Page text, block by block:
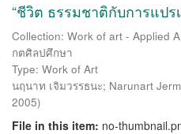
“ชีวิต ธรรมชาติกับการแปร
Collection: Work of art - Applied
กตศิลปศึกษา
Type: Work of Art
นฤนาท เจิมวรรธนะ; Narunart
2005)
File in this item: no-